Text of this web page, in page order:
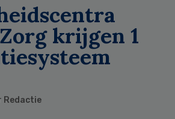
krijgen 1
Redactie